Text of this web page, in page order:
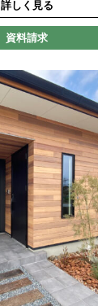
詳しく見る
資料請求